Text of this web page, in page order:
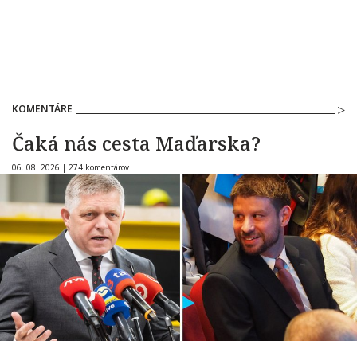
KOMENTÁRE
Čaká nás cesta Maďarska?
06. 08. 2026 | 274 komentárov